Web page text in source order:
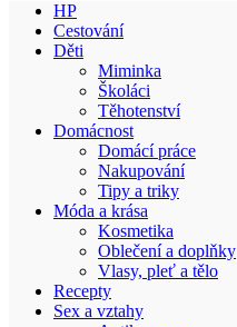
HP
Cestování
Děti
Miminka
Školáci
Těhotenství
Domácnost
Domácí práce
Nakupování
Tipy a triky
Móda a krása
Kosmetika
Oblečení a doplňky
Vlasy, pleť a tělo
Recepty
Sex a vztahy